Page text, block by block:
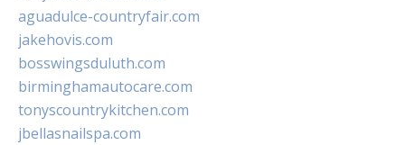
aguadulce-countryfair.com
jakehovis.com
bosswingsduluth.com
birminghamautocare.com
tonyscountrykitchen.com
jbellasnailspa.com